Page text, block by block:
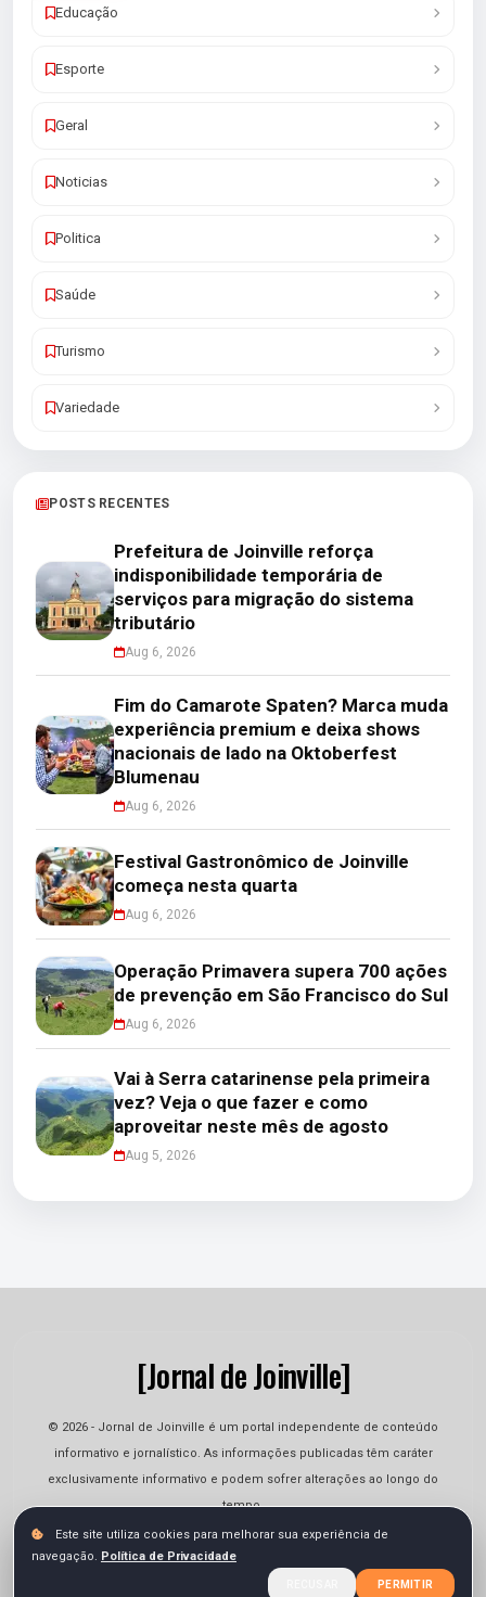
Educação
Esporte
Geral
Noticias
Politica
Saúde
Turismo
Variedade
POSTS RECENTES
Prefeitura de Joinville reforça
indisponibilidade temporária de
serviços para migração do sistema
tributário
Aug 6, 2026
Fim do Camarote Spaten? Marca muda
experiência premium e deixa shows
nacionais de lado na Oktoberfest
Blumenau
Aug 6, 2026
Festival Gastronômico de Joinville
começa nesta quarta
Aug 6, 2026
Operação Primavera supera 700 ações
de prevenção em São Francisco do Sul
Aug 6, 2026
Vai à Serra catarinense pela primeira
vez? Veja o que fazer e como
aproveitar neste mês de agosto
Aug 5, 2026
[Jornal de Joinville]
© 2026 - Jornal de Joinville é um portal independente de conteúdo
informativo e jornalístico. As informações publicadas têm caráter
exclusivamente informativo e podem sofrer alterações ao longo do
tempo.
Quem Somos Contato
Este site utiliza cookies para melhorar sua experiência de
navegação. Política de Privacidade
PERMITIR